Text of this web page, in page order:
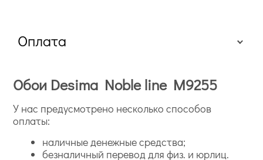
Оплата
Обои Desima Noble line M9255
У нас предусмотрено несколько способов
оплаты:
наличные денежные средства;
безналичный перевод для физ. и юрлиц.